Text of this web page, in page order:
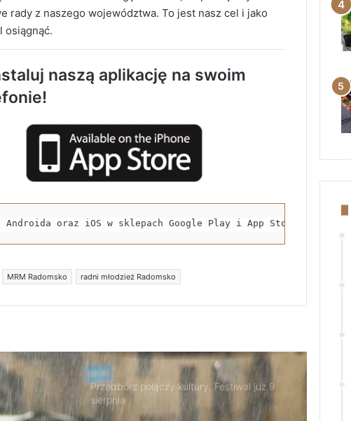
rady z naszego województwa. To jest nasz cel i jako
osiągnąć.
naszą aplikację na swoim
oraz iOS w sklepach Google Play i App Store.
MRM Radomsko radni młodzież Radomsko
119 km/h w terenie zabudowanym. 37-
latek stracił prawo jazdy i zapłaci 4 tys. zł
Trwa remont przejazdów kolejowych.
Zmieniły się trasy autobusów MPK w
Radomsku
miejsca zdarzenia. 32-latek trafił do
aresztu
zaawansowane badania i zabiegi
Przedbórz połączy kultury. Festiwal już 9
sierpnia